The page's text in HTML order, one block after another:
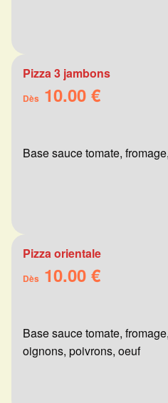
Pizza 3 jambons
Dès 10.00 €
Base sauce tomate,
Pizza orientale
Dès 10.00 €
Base sauce tomate,
oignons, poivrons, oeuf